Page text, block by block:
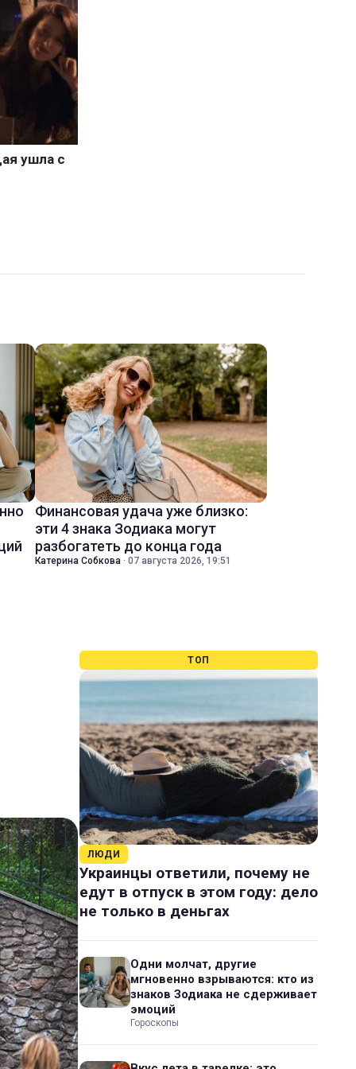
Финансовая удача уже близко:
эти 4 знака Зодиака могут
разбогатеть до конца года
Катерина Собкова · 07 августа 2026, 19:51
ТОП
ЛЮДИ
Украинцы ответили, почему не
едут в отпуск в этом году: дело
не только в деньгах
Одни молчат, другие
мгновенно взрываются: кто из
знаков Зодиака не сдерживает
эмоций
Гороскопы